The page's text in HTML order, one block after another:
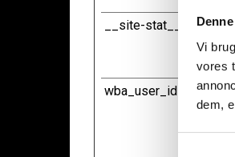
Vi
vores
dem,
__site-stat__
wba_user_id